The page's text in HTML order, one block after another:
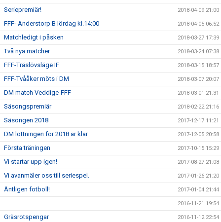
Seriepremiär! 2018-04-09 21:00
FFF- Anderstorp B lördag kl.14:00 2018-04-05 06:52
Matchledigt i påsken 2018-03-27 17:39
Två nya matcher 2018-03-24 07:38
FFF-Träslövsläge IF 2018-03-15 18:57
FFF-Tvååker möts i DM 2018-03-07 20:07
DM match Veddige-FFF 2018-03-01 21:31
Säsongspremiär 2018-02-22 21:16
Säsongen 2018 2017-12-17 11:21
DM lottningen för 2018 är klar 2017-12-05 20:58
Första träningen 2017-10-15 15:29
Vi startar upp igen! 2017-08-27 21:08
Vi avanmäler oss till seriespel. 2017-01-26 21:20
Äntligen fotboll! 2017-01-04 21:44
2016-11-21 19:54
Gräsrotspengar 2016-11-12 22:54